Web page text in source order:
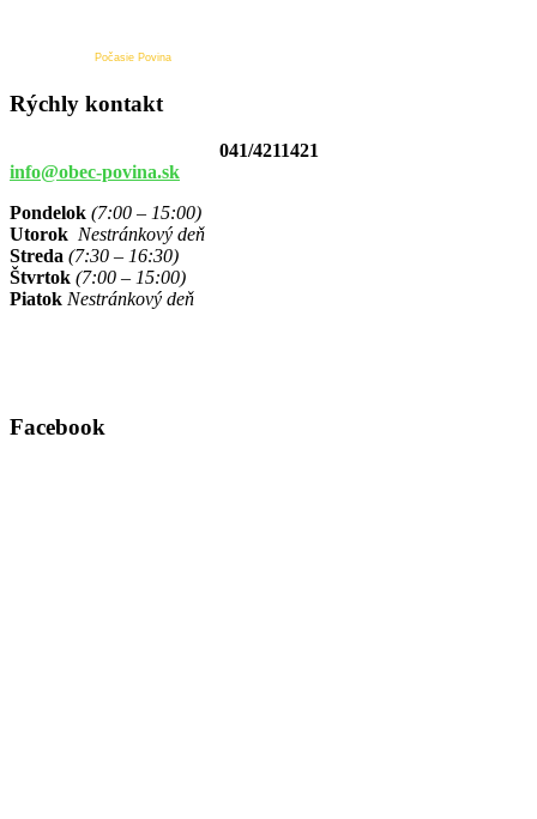
Počasie Povina
Rýchly kontakt
041/4211421
info@obec-povina.sk
Pondelok (7:00 – 15:00)
Utorok Nestránkový deň
Streda (7:30 – 16:30)
Štvrtok (7:00 – 15:00)
Piatok Nestránkový deň
Facebook